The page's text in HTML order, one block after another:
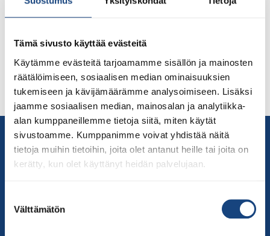
Tämä sivusto käyttää evästeitä
Käytämme evästeitä tarjoamamme sisällön ja mainosten
räätälöimiseen, sosiaalisen median ominaisuuksien
tukemiseen ja kävijämäärämme analysoimiseen. Lisäksi
jaamme sosiaalisen median, mainosalan ja analytiikka-
alan kumppaneillemme tietoja siitä, miten käytät
sivustoamme. Kumppanimme voivat yhdistää näitä
tietoja muihin tietoihin, joita olet antanut heille tai joita on
kerätty, kun olet käyttänyt heidän palvelujaan.
valinta
Välttämätön
yhteistyössä Ideapark Lempäälän ja Suomen Judoliiton
kanssa. Eri SM-tyyppien ilmoittautuminen on nyt avattu
Judokisa -järjestelmään. Löydät kilpailukutsut alla
olevista linkeistä. Kilpailijoiden ilmoittautuminen päättyy
[…]
Yhteystiedot
Suomen Judoliitto
Olympiastadion